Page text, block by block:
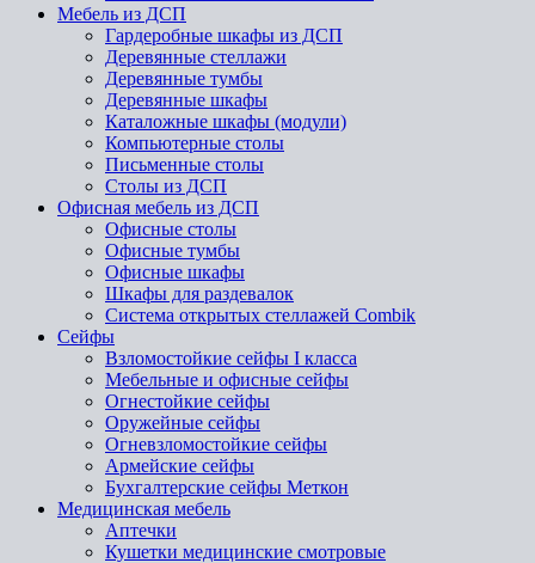
Мебель из ДСП
Гардеробные шкафы из ДСП
Деревянные стеллажи
Деревянные тумбы
Деревянные шкафы
Каталожные шкафы (модули)
Компьютерные столы
Письменные столы
Столы из ДСП
Офисная мебель из ДСП
Офисные столы
Офисные тумбы
Офисные шкафы
Шкафы для раздевалок
Система открытых стеллажей Combik
Сейфы
Взломостойкие сейфы I класса
Мебельные и офисные сейфы
Огнестойкие сейфы
Оружейные сейфы
Огневзломостойкие сейфы
Армейские сейфы
Бухгалтерские сейфы Меткон
Медицинская мебель
Аптечки
Кушетки медицинские смотровые